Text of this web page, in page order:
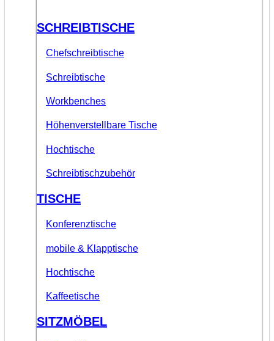
SCHREIBTISCHE
Chefschreibtische
Schreibtische
Workbenches
Höhenverstellbare Tische
Hochtische
Schreibtischzubehör
TISCHE
Konferenztische
mobile & Klapptische
Hochtische
Kaffeetische
SITZMÖBEL